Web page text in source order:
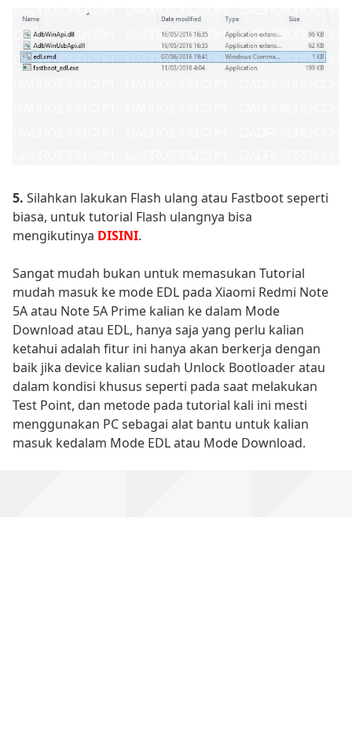
5. Silahkan lakukan Flash ulang atau Fastboot seperti
biasa, untuk tutorial Flash ulangnya bisa
mengikutinya DISINI.
Sangat mudah bukan untuk memasukan Tutorial
mudah masuk ke mode EDL pada Xiaomi Redmi Note
5A atau Note 5A Prime kalian ke dalam Mode
Download atau EDL, hanya saja yang perlu kalian
ketahui adalah fitur ini hanya akan berkerja dengan
baik jika device kalian sudah Unlock Bootloader atau
dalam kondisi khusus seperti pada saat melakukan
Test Point, dan metode pada tutorial kali ini mesti
menggunakan PC sebagai alat bantu untuk kalian
masuk kedalam Mode EDL atau Mode Download.